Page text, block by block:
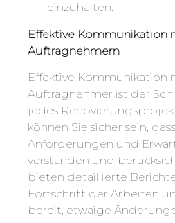
einzuhalten.
Effektive Kommunikation
Auftragnehmern
Effektive Kommunikation
Auftragnehmer ist der
jedes
können Sie sicher sein,
Anforderungen und
verstanden und
bieten detaillierte
Fortschritt der Arbeiten
bereit, etwaige